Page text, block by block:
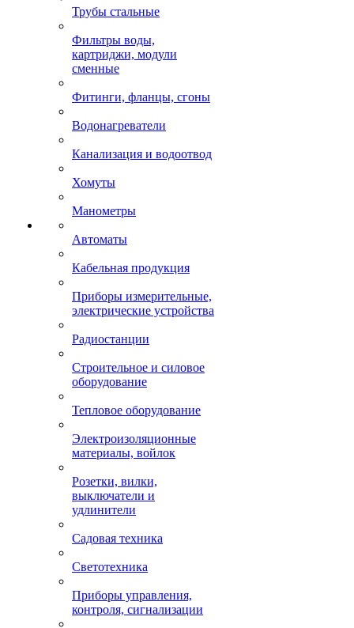
Трубы стальные
Фильтры воды,
картриджи, модули
сменные
Фитинги, фланцы, сгоны
Водонагреватели
Канализация и водоотвод
Хомуты
Манометры
Автоматы
Кабельная продукция
Приборы измерительные,
электрические устройства
Радиостанции
Строительное и силовое
оборудование
Тепловое оборудование
Электроизоляционные
материалы, войлок
Розетки, вилки,
выключатели и
удлинители
Садовая техника
Светотехника
Приборы управления,
контроля, сигнализации